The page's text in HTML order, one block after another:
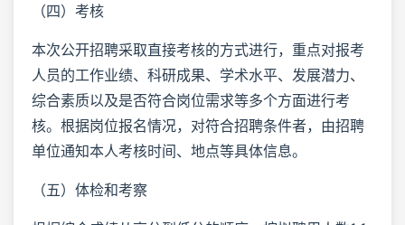
（四）考核
本次公开招聘采取直接考核的方式进行，重点对报考
人员的工作业绩、科研成果、学术水平、发展潜力、
综合素质以及是否符合岗位需求等多个方面进行考
核。根据岗位报名情况，对符合招聘条件者，由招聘
单位通知本人考核时间、地点等具体信息。
（五）体检和考察